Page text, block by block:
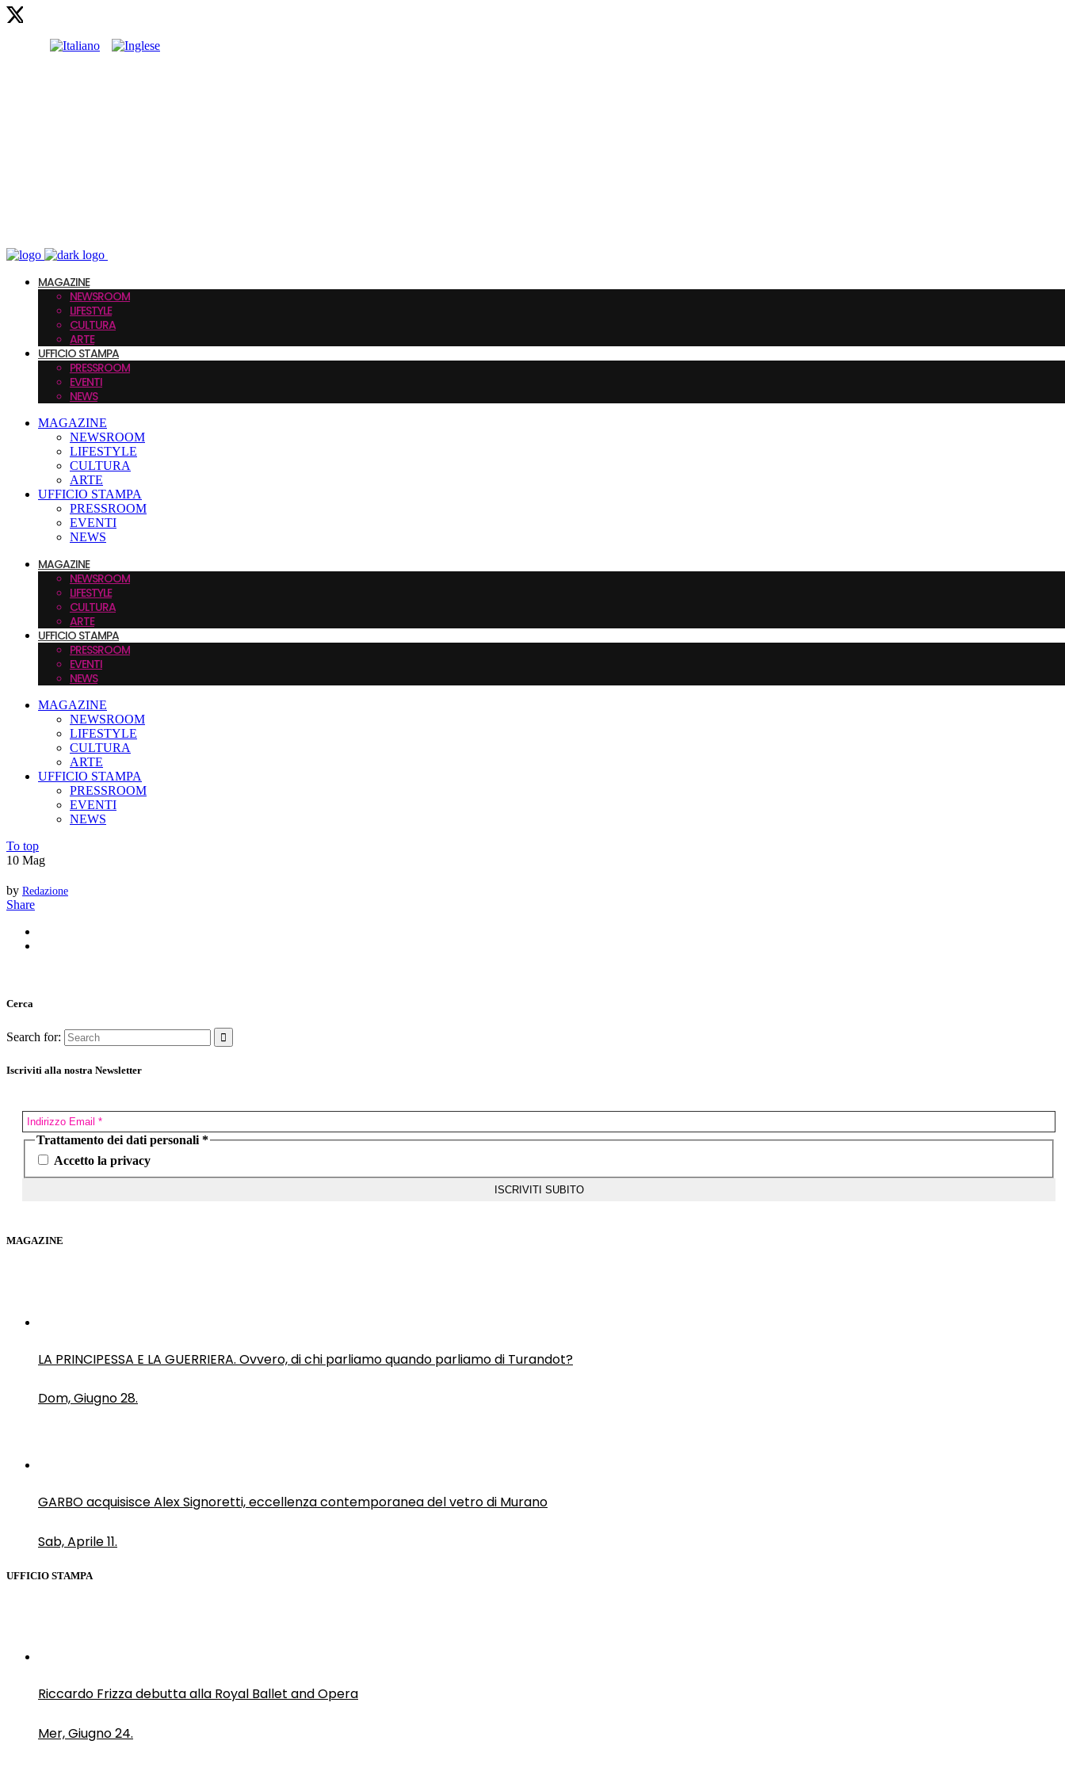
MAGAZINE
NEWSROOM
LIFESTYLE
CULTURA
ARTE
UFFICIO STAMPA
PRESSROOM
EVENTI
NEWS
MAGAZINE
NEWSROOM
LIFESTYLE
CULTURA
ARTE
UFFICIO STAMPA
PRESSROOM
EVENTI
NEWS
MAGAZINE
NEWSROOM
LIFESTYLE
CULTURA
ARTE
UFFICIO STAMPA
PRESSROOM
EVENTI
NEWS
MAGAZINE
NEWSROOM
LIFESTYLE
CULTURA
ARTE
UFFICIO STAMPA
PRESSROOM
EVENTI
NEWS
To top
10 Mag
by Redazione
Share
Cerca
Search for:
Iscriviti alla nostra Newsletter
Trattamento dei dati personali *
Accetto la privacy
MAGAZINE
LA PRINCIPESSA E LA GUERRIERA. Ovvero, di chi parliamo quando parliamo di Turandot?
Dom, Giugno 28.
GARBO acquisisce Alex Signoretti, eccellenza contemporanea del vetro di Murano
Sab, Aprile 11.
UFFICIO STAMPA
Riccardo Frizza debutta alla Royal Ballet and Opera
Mer, Giugno 24.